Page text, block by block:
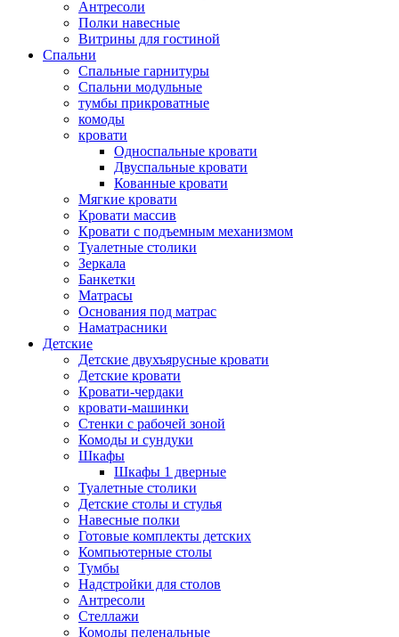
Антресоли
Полки навесные
Витрины для гостиной
Спальни
Спальные гарнитуры
Спальни модульные
тумбы прикроватные
комоды
кровати
Односпальные кровати
Двуспальные кровати
Кованные кровати
Мягкие кровати
Кровати массив
Кровати с подъемным механизмом
Туалетные столики
Зеркала
Банкетки
Матрасы
Основания под матрас
Наматрасники
Детские
Детские двухъярусные кровати
Детские кровати
Кровати-чердаки
кровати-машинки
Стенки с рабочей зоной
Комоды и сундуки
Шкафы
Шкафы 1 дверные
Туалетные столики
Детские столы и стулья
Навесные полки
Готовые комплекты детских
Компьютерные столы
Тумбы
Надстройки для столов
Антресоли
Стеллажи
Комоды пеленальные